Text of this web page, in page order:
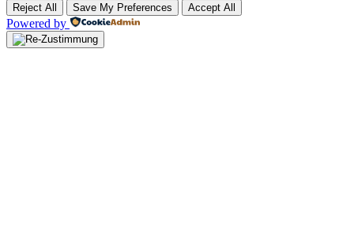
Reject All Save My Preferences Accept All
Powered by